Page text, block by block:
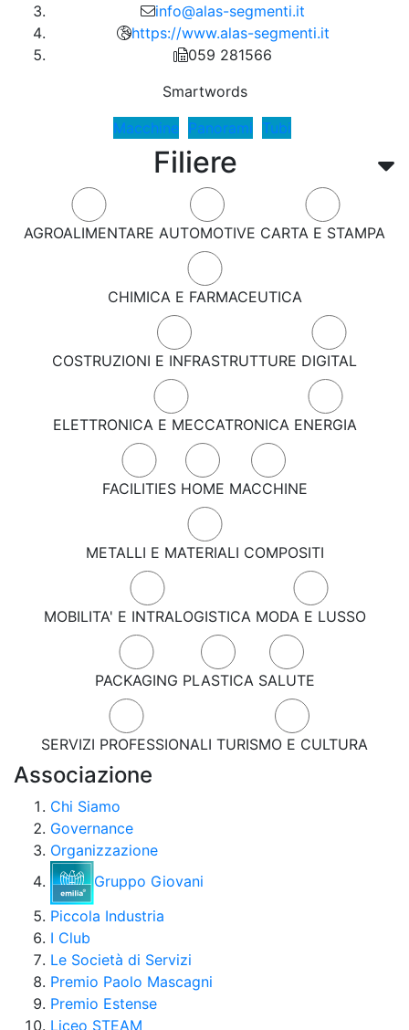
Filiere
AGROALIMENTARE AUTOMOTIVE CARTA E STAMPA
CHIMICA E FARMACEUTICA
COSTRUZIONI E INFRASTRUTTURE DIGITAL
ELETTRONICA E MECCATRONICA ENERGIA
FACILITIES HOME MACCHINE
METALLI E MATERIALI COMPOSITI
MOBILITA' E INTRALOGISTICA MODA E LUSSO
PACKAGING PLASTICA SALUTE
SERVIZI PROFESSIONALI TURISMO E CULTURA
info@alas-segmenti.it
https://www.alas-segmenti.it
059 281566
Smartwords
Macchine Panorami Tubi
Associazione
Chi Siamo
Governance
Organizzazione
Gruppo Giovani
Piccola Industria
I Club
Le Società di Servizi
Premio Paolo Mascagni
Premio Estense
Liceo STEAM